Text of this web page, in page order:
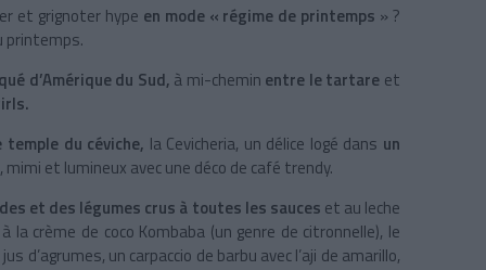
et grignoter hype en mode « régime de printemps » ?
printemps.
d’Amérique du Sud, à mi-chemin entre le tartare et
temple du céviche, la Cevicheria, un délice logé dans un
et lumineux avec une déco de café trendy.
et des légumes crus à toutes les sauces et au leche
crème de coco Kombaba (un genre de citronnelle), le
un carpaccio de barbu avec l’aji de amarillo,